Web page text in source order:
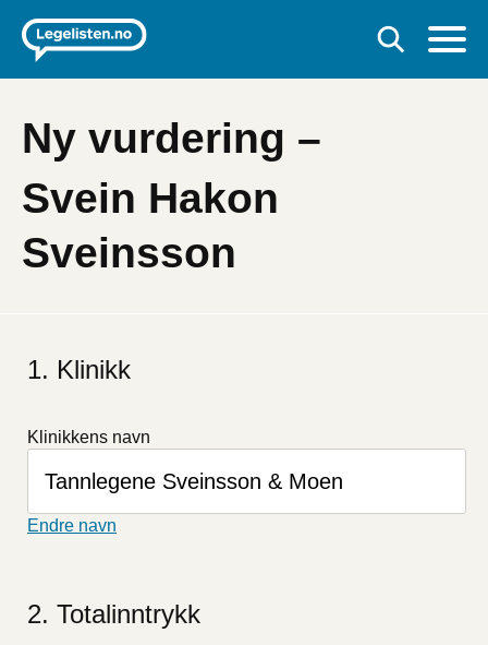
Ny vurdering –
Svein Hakon
Sveinsson
Klinikk
Klinikkens navn
Endre navn
Totalinntrykk